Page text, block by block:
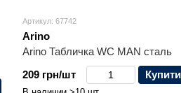
Артикул: 67742
Arino
Arino Табличка WC MAN сталь
209 грн/шт
Купити